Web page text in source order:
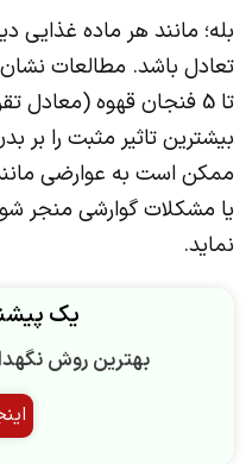
بله؛ مانند هر ماده غذایی
بیشترین تاثیر مثبت را
ممکن است به عوارضی
یا مشکلات گوارشی منجر
نماید.
یک
بهترین روش